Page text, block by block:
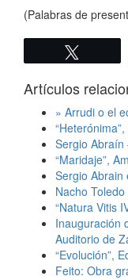
(Palabras de
Artículos
» Arrudi o el
Sergio Abraín
“Maridaje”,
Sergio Abrain
Nacho
“Natura Vitis
Inauguración
Auditorio de
“Evolución”,
Feito: Obra